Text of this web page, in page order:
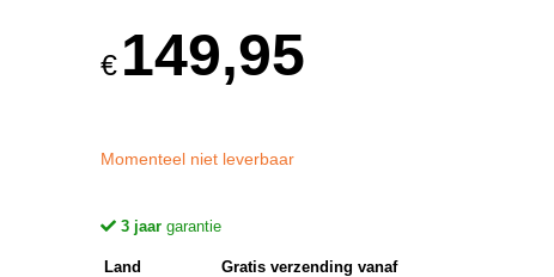
€ 149,95
Momenteel niet leverbaar
3 jaargarantie
Land
Gratis verzending vanaf